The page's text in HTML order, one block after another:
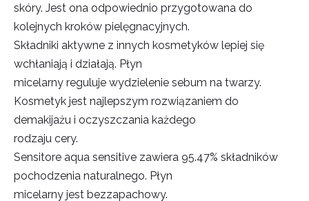
skóry. Jest ona odpowiednio przygotowana do
kolejnych kroków pielęgnacyjnych.
Składniki aktywne z innych kosmetyków lepiej się
wchłaniają i działają. Płyn
micelarny reguluje wydzielenie sebum na twarzy.
Kosmetyk jest najlepszym rozwiązaniem do
demakijażu i oczyszczania każdego
rodzaju cery.
Sensitore aqua sensitive zawiera 95.47% składników
pochodzenia naturalnego. Płyn
micelarny jest bezzapachowy.